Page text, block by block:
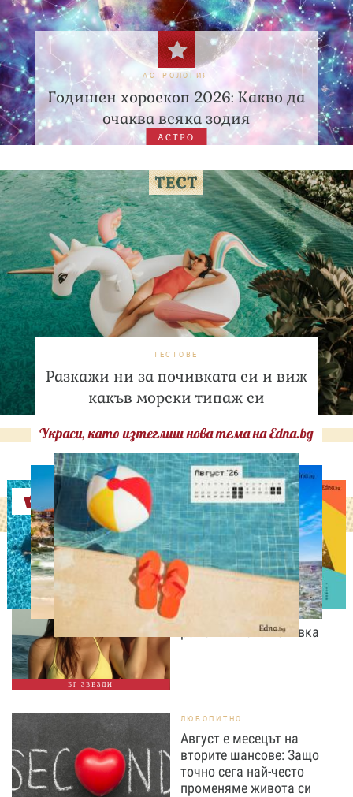
АСТРОЛОГИЯ
Годишен хороскоп 2026: Какво да
очаква всяка зодия
АСТРО
ТЕСТОВЕ
Разкажи ни за почивката си и виж
какъв морски типаж си
Украси, като изтеглиш нова тема на Edna.bg
Оферти
БГ ЗВЕЗДИ
СВОБОДНО ВРЕМЕ
Палатка под звездите!
Юлиан Костов и Мирела
Илиева избраха най-
романтичната почивка
ЛЮБОПИТНО
Август е месецът на
вторите шансове: Защо
точно сега най-често
променяме живота си